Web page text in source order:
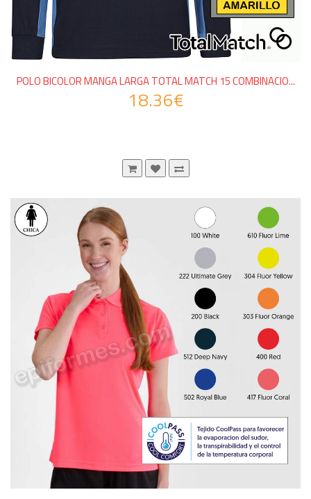
POLO BICOLOR MANGA LARGA TOTAL MATCH 15 COMBINACIO...
18.36€